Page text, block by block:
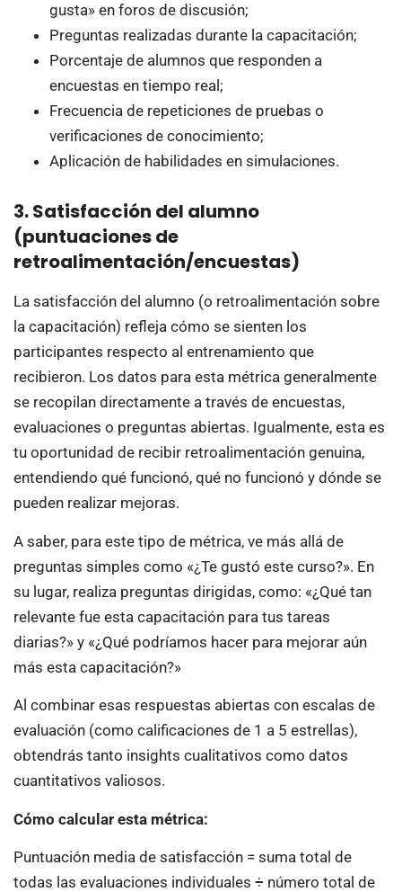
gusta» en foros de discusión;
Preguntas realizadas durante la capacitación;
Porcentaje de alumnos que responden a
encuestas en tiempo real;
Frecuencia de repeticiones de pruebas o
verificaciones de conocimiento;
Aplicación de habilidades en simulaciones.
3. Satisfacción del alumno
(puntuaciones de
retroalimentación/encuestas)
La satisfacción del alumno (o retroalimentación sobre
la capacitación) refleja cómo se sienten los
participantes respecto al entrenamiento que
recibieron. Los datos para esta métrica generalmente
se recopilan directamente a través de encuestas,
evaluaciones o preguntas abiertas. Igualmente, esta es
tu oportunidad de recibir retroalimentación genuina,
entendiendo qué funcionó, qué no funcionó y dónde se
pueden realizar mejoras.
A saber, para este tipo de métrica, ve más allá de
preguntas simples como «¿Te gustó este curso?». En
su lugar, realiza preguntas dirigidas, como: «¿Qué tan
relevante fue esta capacitación para tus tareas
diarias?» y «¿Qué podríamos hacer para mejorar aún
más esta capacitación?»
Al combinar esas respuestas abiertas con escalas de
evaluación (como calificaciones de 1 a 5 estrellas),
obtendrás tanto insights cualitativos como datos
cuantitativos valiosos.
Cómo calcular esta métrica:
Puntuación media de satisfacción = suma total de
todas las evaluaciones individuales ÷ número total de